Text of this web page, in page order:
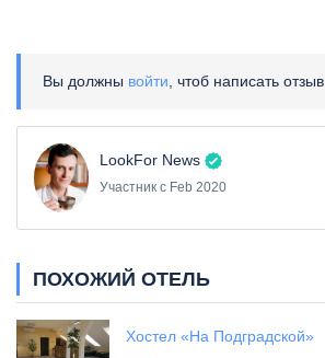
Вы должны войти , чтоб написать отзыв
LookFor News
Участник с Feb 2020
ПОХОЖИЙ ОТЕЛЬ
Хостел «На Подградской»